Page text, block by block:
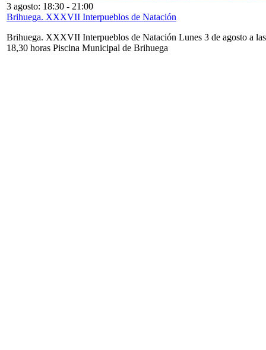
3 agosto: 18:30 - 21:00
Brihuega. XXXVII Interpueblos de Natación
Brihuega. XXXVII Interpueblos de Natación Lunes 3 de agosto a las
18,30 horas Piscina Municipal de Brihuega